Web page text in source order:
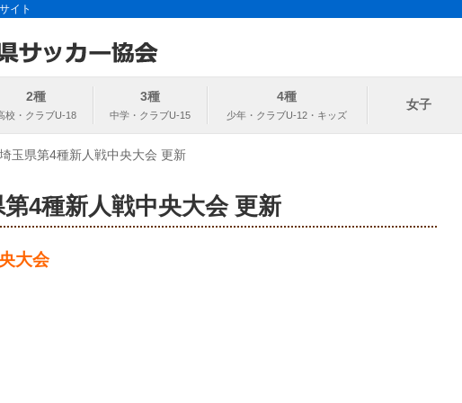
イト
会
2種 3種 4種
女子
玉県第4種新人戦中央大会 更新
第4種新人戦中央大会 更新
大会